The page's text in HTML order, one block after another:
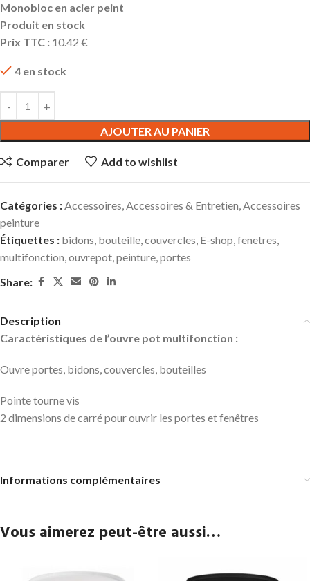
Monobloc en acier peint
Produit en stock
Prix TTC : 10.42 €
4 en stock
AJOUTER AU PANIER
Comparer Add to wishlist
Catégories :Accessoires,Accessoires & Entretien,Accessoires
peinture
Étiquettes : bidons, bouteille,couvercles, E-shop,fenetres,
multifonction,ouvrepot,peinture,portes
Share:
Description
Caractéristiques de l’ouvre pot multifonction :
Ouvre portes, bidons, couvercles, bouteilles
Pointe tourne vis
2 dimensions de carré pour ouvrir les portes et fenêtres
Informations complémentaires
Vous aimerez peut-être aussi…